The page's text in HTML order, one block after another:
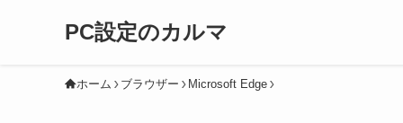
PC設定のカルマ
ホーム ブラウザー Microsoft Edge